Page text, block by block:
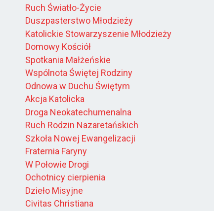
Ruch Światło-Życie
Duszpasterstwo Młodzieży
Katolickie Stowarzyszenie Młodzieży
Domowy Kościół
Spotkania Małżeńskie
Wspólnota Świętej Rodziny
Odnowa w Duchu Świętym
Akcja Katolicka
Droga Neokatechumenalna
Ruch Rodzin Nazaretańskich
Szkoła Nowej Ewangelizacji
Fraternia Faryny
W Połowie Drogi
Ochotnicy cierpienia
Dzieło Misyjne
Civitas Christiana